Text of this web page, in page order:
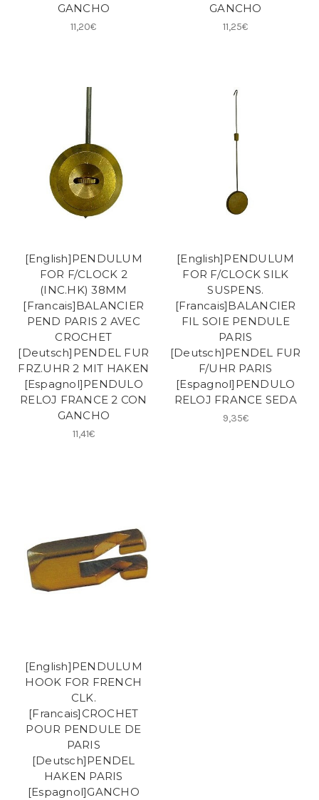
GANCHO
11,20€
GANCHO
11,25€
[English]PENDULUM
FOR F/CLOCK 2
(INC.HK) 38MM
[Francais]BALANCIER
PEND PARIS 2 AVEC
CROCHET
[Deutsch]PENDEL FUR
FRZ.UHR 2 MIT HAKEN
[Espagnol]PENDULO
RELOJ FRANCE 2 CON
GANCHO
11,41€
[English]PENDULUM
FOR F/CLOCK SILK
SUSPENS.
[Francais]BALANCIER
FIL SOIE PENDULE
PARIS
[Deutsch]PENDEL FUR
F/UHR PARIS
[Espagnol]PENDULO
RELOJ FRANCE SEDA
9,35€
[English]PENDULUM
HOOK FOR FRENCH
CLK.
[Francais]CROCHET
POUR PENDULE DE
PARIS
[Deutsch]PENDEL
HAKEN PARIS
[Espagnol]GANCHO